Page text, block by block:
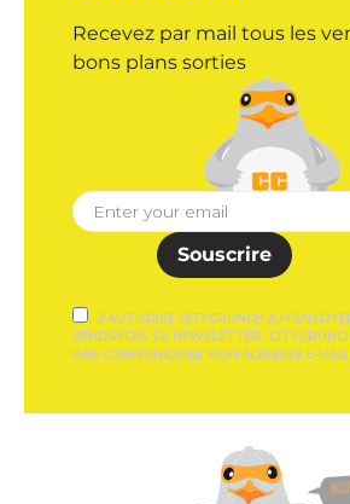
Recevez par mail tous les
bons plans sorties
Souscrire
J'AUTORISE CITYCRUNCH À
VENDREDIS SA NEWSLETTER.
PAS COMMUNIQUER MON ADRESSE E-